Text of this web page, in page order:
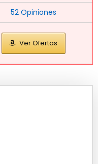
52 Opiniones
Ver Ofertas